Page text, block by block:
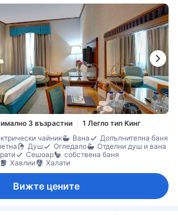
3 възрастни
1 Легло тип Кинг
чайник Вана
Допълнителна баня
Душ Огледало
Отделни душ и вана
Сешоар
собствена баня
Хавлии
Халати
(безплатен)
(безжичен)
Сателитна/кабелна телевизия
Пантофи
Вижте цените